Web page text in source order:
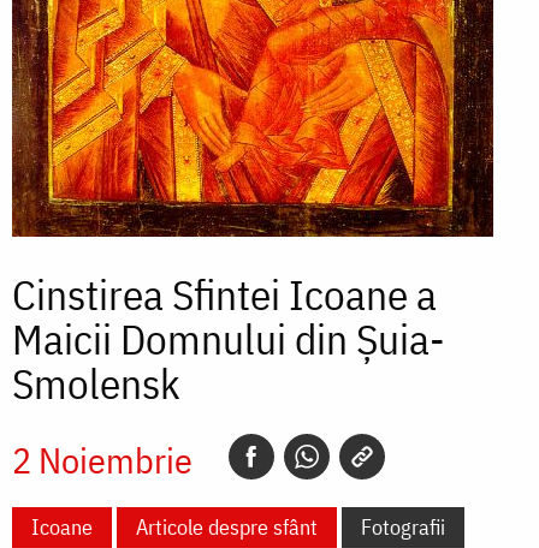
Cinstirea Sfintei Icoane a
Maicii Domnului din Șuia-
Smolensk
2 Noiembrie
Icoane Articole despre sfânt
Fotografii